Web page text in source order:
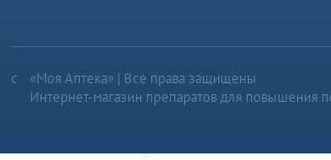
«Моя Аптека» | Все права защищены
Интернет-магазин препаратов для повышения